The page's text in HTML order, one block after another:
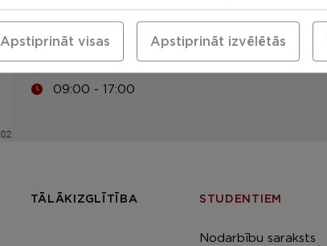
Eadrese
Tomsona iela 37, Rīga, LV-1013
09:00 - 17:00
TĀLĀKIZGLĪTĪBA STUDENTIEM
Nodarbību saraksts
Apstiprināt izvēlētās
Apstiprināt visas